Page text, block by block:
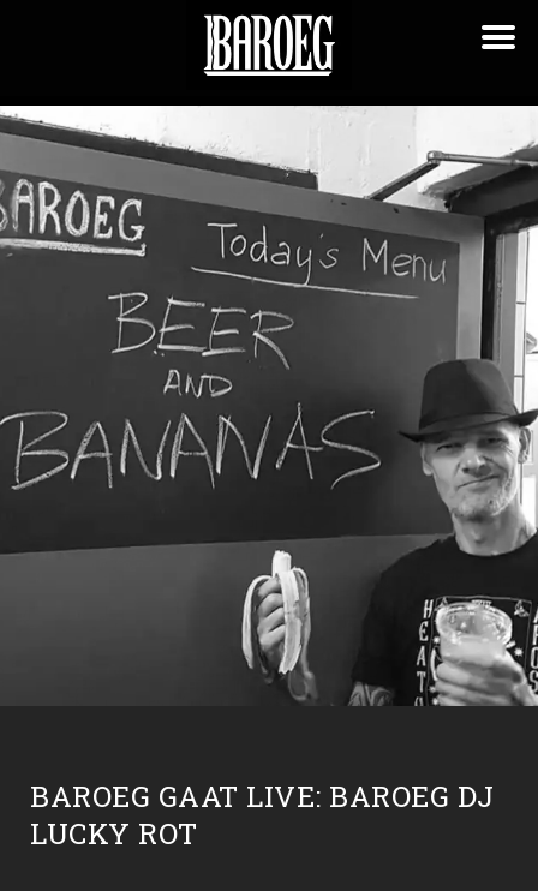
BAROEG GAAT LIVE: BAROEG DJ
LUCKY ROT